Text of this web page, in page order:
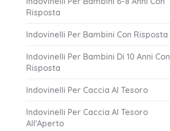
Tanti Auguri!
October 20, 2023 1 Answer
Risposta
Indovinelli Per Bambini Con Risposta
Indovinelli Per Bambini Di 10 Anni Con
Risposta
Indovinelli Per Caccia Al Tesoro
Indovinelli Per Caccia Al Tesoro
All'Aperto